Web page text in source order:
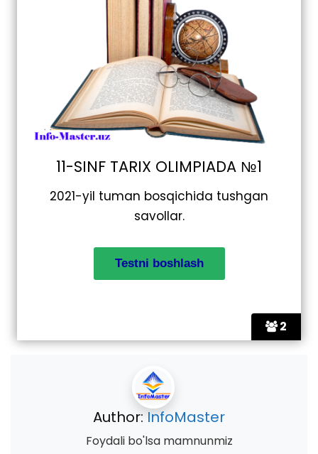
2
11-SINF TARIX OLIMPIADA №1
2021-yil tuman bosqichida tushgan
savollar.
Author: InfoMaster
Foydali bo'lsa mamnunmiz